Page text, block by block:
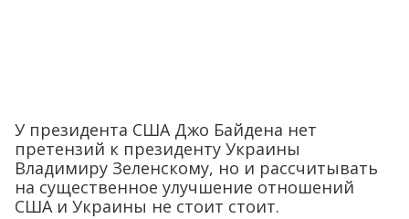
У президента США Джо Байдена нет
претензий к президенту Украины
Владимиру Зеленскому, но и рассчитывать
на существенное улучшение отношений
США и Украины не стоит стоит.